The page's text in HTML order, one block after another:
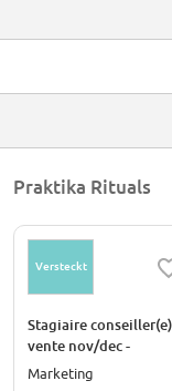
& environmental
Praktika Rituals
Versteckt
Stagiaire
vente nov/dec -
Printemps Nancy
Marketing